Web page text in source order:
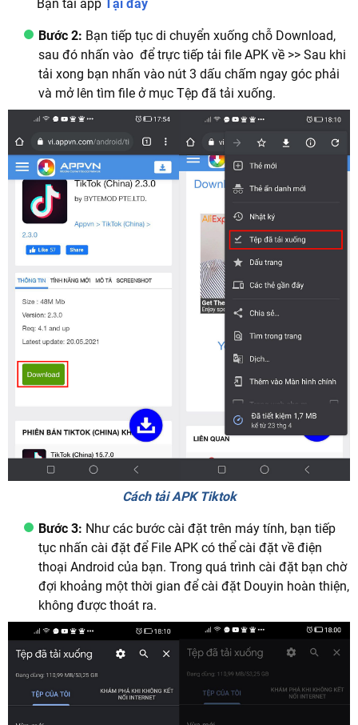
Bạn tải app Tại đây
Bước 2: Bạn tiếp tục di chuyển xuống chỗ Download,
sau đó nhấn vào để trực tiếp tải file APK về >> Sau khi
tải xong bạn nhấn vào nút 3 dấu chấm ngay góc phải
và mở lên tìm file ở mục Tệp đã tải xuống.
Cách tải APK Tiktok
Bước 3: Như các bước cài đặt trên máy tính, bạn tiếp
tục nhấn cài đặt để File APK có thể cài đặt về điện
thoại Android của bạn. Trong quá trình cài đặt bạn chờ
đợi khoảng một thời gian để cài đặt Douyin hoàn thiện,
không được thoát ra.